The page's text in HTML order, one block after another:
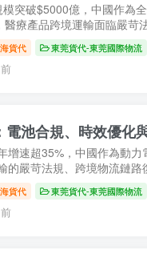
突破$5000億，中國作為
療產品跨境運輸面臨嚴苛
貨代 東莞貨代-東莞國際物流
池合規、時效優化
增速超35%，中國作為動
的嚴苛法規、跨境物流鏈
貨代 東莞貨代-東莞國際物流